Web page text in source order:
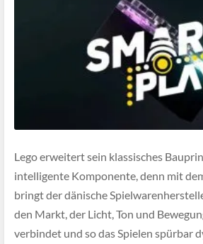
Lego erweitert sein klassisches
intelligente Komponente, denn mit
bringt der dänische
den Markt, der Licht, Ton und
verbindet und so das Spielen spürbar